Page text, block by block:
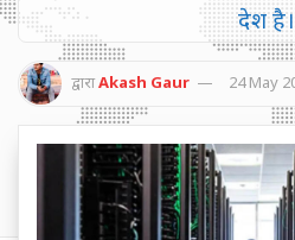
देश है।
द्वाराAkash Gaur 24 May